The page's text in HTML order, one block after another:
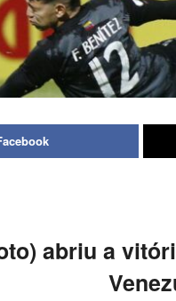
abriu a